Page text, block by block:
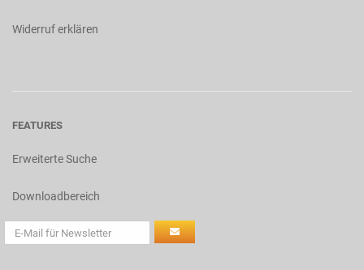
Widerruf erklären
FEATURES
Erweiterte Suche
Downloadbereich